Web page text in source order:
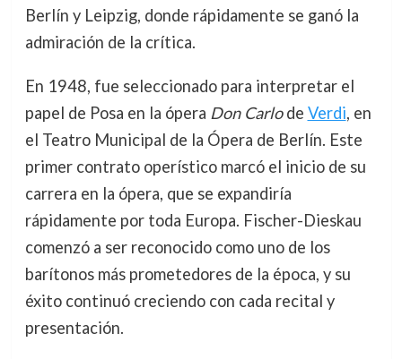
Berlín y Leipzig, donde rápidamente se ganó la
admiración de la crítica.
En 1948, fue seleccionado para interpretar el
papel de Posa en la ópera Don Carlode Verdi, en
el Teatro Municipal de la Ópera de Berlín. Este
primer contrato operístico marcó el inicio de su
carrera en la ópera, que se expandiría
rápidamente por toda Europa. Fischer-Dieskau
comenzó a ser reconocido como uno de los
barítonos más prometedores de la época, y su
éxito continuó creciendo con cada recital y
presentación.